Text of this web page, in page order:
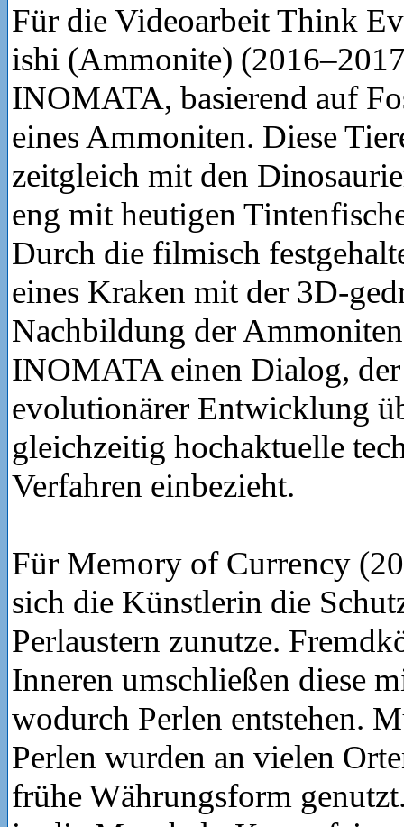
Für die Videoarbeit Think
ishi (Ammonite)
INOMATA, basierend auf
eines Ammoniten. Diese
zeitgleich mit den
eng mit heutigen
Durch die filmisch
eines Kraken mit der 3D-
Nachbildung der
INOMATA einen Dialog,
evolutionärer Entwicklung
gleichzeitig hochaktuelle
Verfahren einbezieht.
Für Memory of Currency
sich die Künstlerin die
Perlaustern zunutze.
Inneren umschließen diese
wodurch Perlen entstehen.
Perlen wurden an vielen
frühe Währungsform